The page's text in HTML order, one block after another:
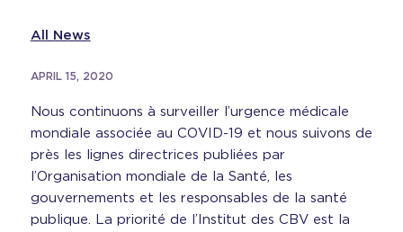
All News
APRIL 15, 2020
Nous continuons à surveiller l’urgence médicale
mondiale associée au COVID-19 et nous suivons de
près les lignes directrices publiées par
l’Organisation mondiale de la Santé, les
gouvernements et les responsables de la santé
publique. La priorité de l’Institut des CBV est la